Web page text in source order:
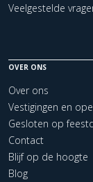
Veelgestelde
OVER ONS
Over ons
Vestigingen en
Gesloten op
Contact
Blijf op de hoogte
Blog